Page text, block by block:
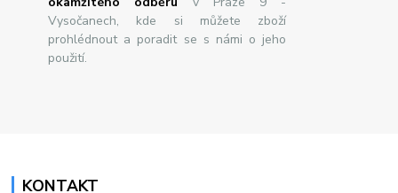
Vysočanech, kde si můžete zboží
prohlédnout a poradit se s námi o jeho
použití.
KONTAKT